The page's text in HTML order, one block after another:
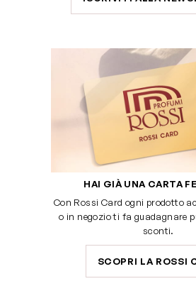
HAI GIÀ UNA CARTA
Con Rossi Card ogni prodotto
o in negozio ti fa guadagnare
sconti.
SCOPRI LA ROSSI